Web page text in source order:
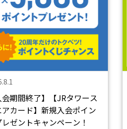
会期間終了】【JRタワース
アカード】新規入会ポイン
レゼントキャンペーン！